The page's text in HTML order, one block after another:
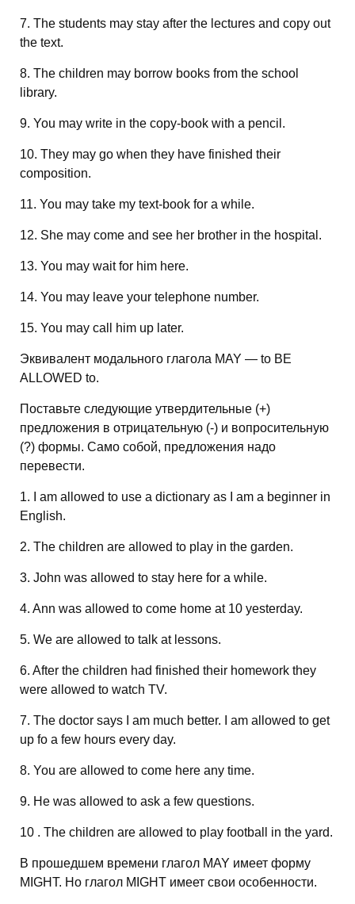
7. The students may stay after the lectures and copy out
the text.
8. The children may borrow books from the school
library.
9. You may write in the copy-book with a pencil.
10. They may go when they have finished their
composition.
11. You may take my text-book for a while.
12. She may come and see her brother in the hospital.
13. You may wait for him here.
14. You may leave your telephone number.
15. You may call him up later.
Эквивалент модального глагола MAY — to BE
ALLOWED to.
Поставьте следующие утвердительные (+)
предложения в отрицательную (-) и вопросительную
(?) формы. Само собой, предложения надо
перевести.
1. I am allowed to use a dictionary as I am a beginner in
English.
2. The children are allowed to play in the garden.
3. John was allowed to stay here for a while.
4. Ann was allowed to come home at 10 yesterday.
5. We are allowed to talk at lessons.
6. After the children had finished their homework they
were allowed to watch TV.
7. The doctor says I am much better. I am allowed to get
up fo a few hours every day.
8. You are allowed to come here any time.
9. He was allowed to ask a few questions.
10 . The children are allowed to play football in the yard.
В прошедшем времени глагол MAY имеет форму
MIGHT. Но глагол MIGHT имеет свои особенности.